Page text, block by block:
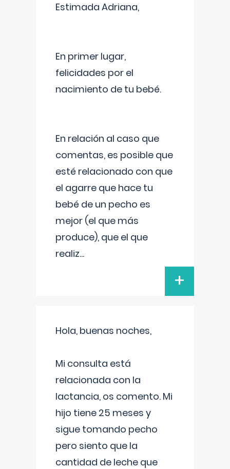
Estimada Adriana,
En primer lugar,
felicidades por el
nacimiento de tu bebé.
En relación al caso que
comentas, es posible que
esté relacionado con que
el agarre que hace tu
bebé de un pecho es
mejor (el que más
produce), que el que
realiz...
+
Hola, buenas noches,
Mi consulta está
relacionada con la
lactancia, os comento. Mi
hijo tiene 25 meses y
sigue tomando pecho
pero siento que la
cantidad de leche que